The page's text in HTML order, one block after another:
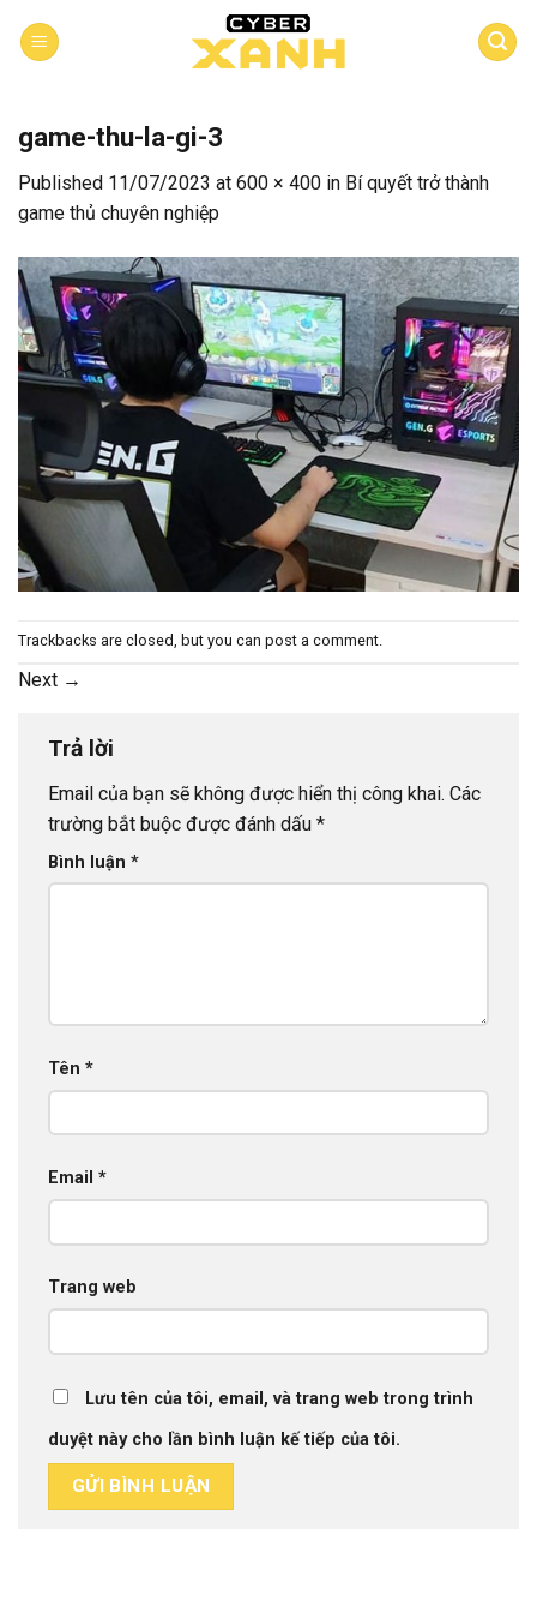
game-thu-la-gi-3
Published 11/07/2023 at 600 × 400 in Bí quyết trở thành
game thủ chuyên nghiệp
Trackbacks are closed, but you can post a comment.
Next →
Trả lời
Email của bạn sẽ không được hiển thị công khai. Các
trường bắt buộc được đánh dấu *
Bình luận *
Tên *
Email *
Trang web
Lưu tên của tôi, email, và trang web trong trình
duyệt này cho lần bình luận kế tiếp của tôi.